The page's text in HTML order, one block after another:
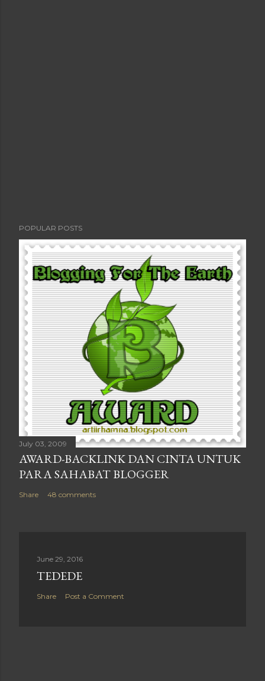
POPULAR POSTS
July 03, 2009
AWARD-BACKLINK DAN CINTA UNTUK
PARA SAHABAT BLOGGER
Share 48 comments
June 29, 2016
TEDEDE
Share Post a Comment